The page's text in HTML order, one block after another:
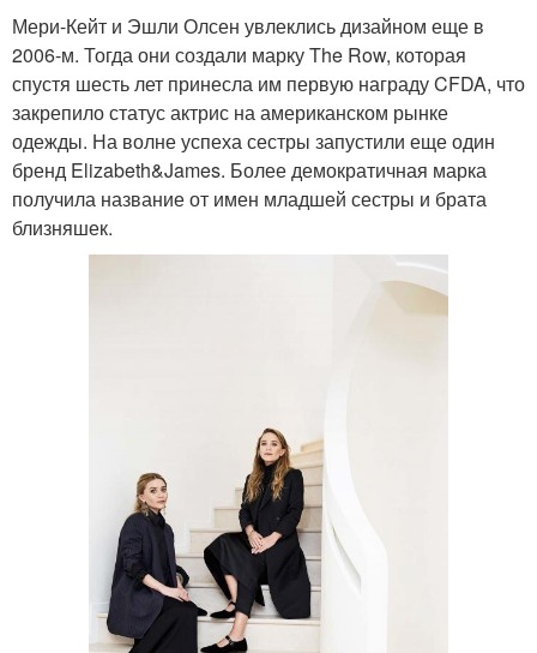
Мери-Кейт и Эшли Олсен увлеклись дизайном еще в
2006-м. Тогда они создали марку The Row, которая
спустя шесть лет принесла им первую награду CFDA, что
закрепило статус актрис на американском рынке
одежды. На волне успеха сестры запустили еще один
бренд Elizabeth&James. Более демократичная марка
получила название от имен младшей сестры и брата
близняшек.